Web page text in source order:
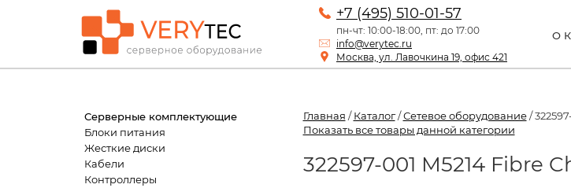
+7 (495) 510-01-57
пн-чт: 10:00-18:00, пт: до 17:00
info@verytec.ru
Москва, ул. Лавочкина 19, офис 421
О
Серверные комплектующие
Блоки питания
Жесткие диски
Кабели
Контроллеры
Главная /Каталог/Сетевое оборудование/
Показать все товары данной категории
322597-001 M5214 Fibre